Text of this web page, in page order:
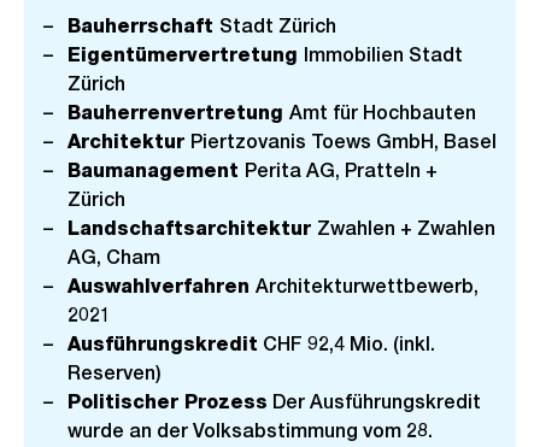
e
s
i
G
r
a
c
Bauherrschaft Stadt Zürich
Eigentümervertretung Immobilien Stadt
Zürich
Bauherrenvertretung Amt für Hochbauten
Architektur Piertzovanis Toews GmbH, Basel
Baumanagement Perita AG, Pratteln +
Zürich
Landschaftsarchitektur Zwahlen + Zwahlen
AG, Cham
Auswahlverfahren Architekturwettbewerb,
2021
Ausführungskredit CHF 92,4 Mio. (inkl.
Reserven)
Politischer Prozess Der Ausführungskredit
wurde an der Volksabstimmung vom 28.